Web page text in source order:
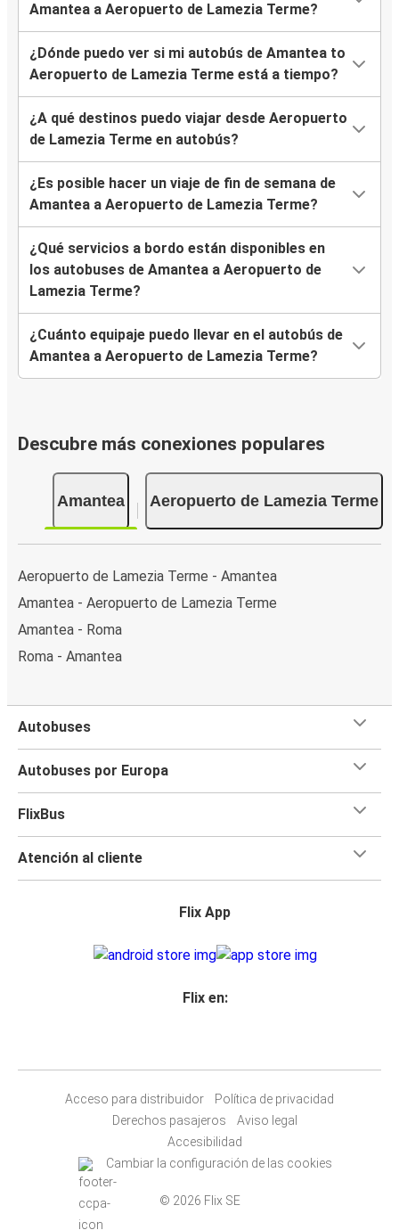
Amantea a Aeropuerto de Lamezia Terme?
¿Dónde puedo ver si mi autobús de Amantea to
Aeropuerto de Lamezia Terme está a tiempo?
¿A qué destinos puedo viajar desde Aeropuerto
de Lamezia Terme en autobús?
¿Es posible hacer un viaje de fin de semana de
Amantea a Aeropuerto de Lamezia Terme?
¿Qué servicios a bordo están disponibles en
los autobuses de Amantea a Aeropuerto de
Lamezia Terme?
¿Cuánto equipaje puedo llevar en el autobús de
Amantea a Aeropuerto de Lamezia Terme?
Descubre más conexiones populares
Amantea Aeropuerto de Lamezia Terme
Aeropuerto de Lamezia Terme - Amantea
Amantea - Aeropuerto de Lamezia Terme
Amantea - Roma
Roma - Amantea
Autobuses
Autobuses por Europa
FlixBus
Atención al cliente
Flix App
Flix en:
Acceso para distribuidor
Política de privacidad
Derechos pasajeros
Aviso legal
Accesibilidad
Cambiar la configuración de las cookies
© 2026 Flix SE